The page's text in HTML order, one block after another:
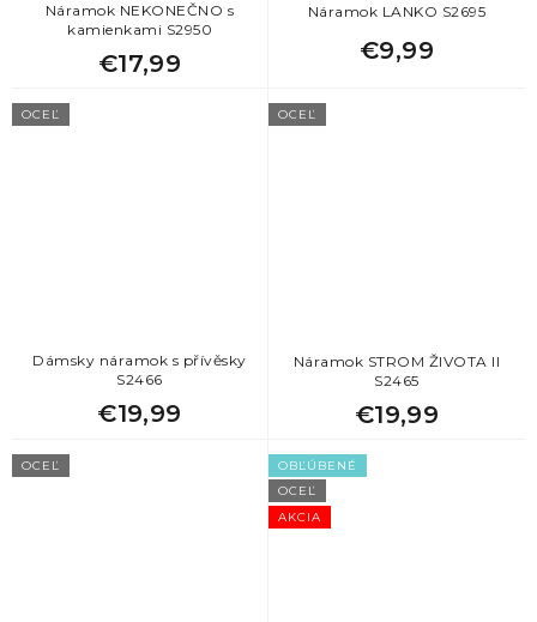
Náramok NEKONEČNO s
kamienkami S2950
€17,99
Náramok LANKO S2695
€9,99
OCEĽ
Dámsky náramok s přívěsky
S2466
€19,99
OCEĽ
Náramok STROM ŽIVOTA II
S2465
€19,99
OCEĽ
AKCIA
OBĽÚBENÉ
OCEĽ